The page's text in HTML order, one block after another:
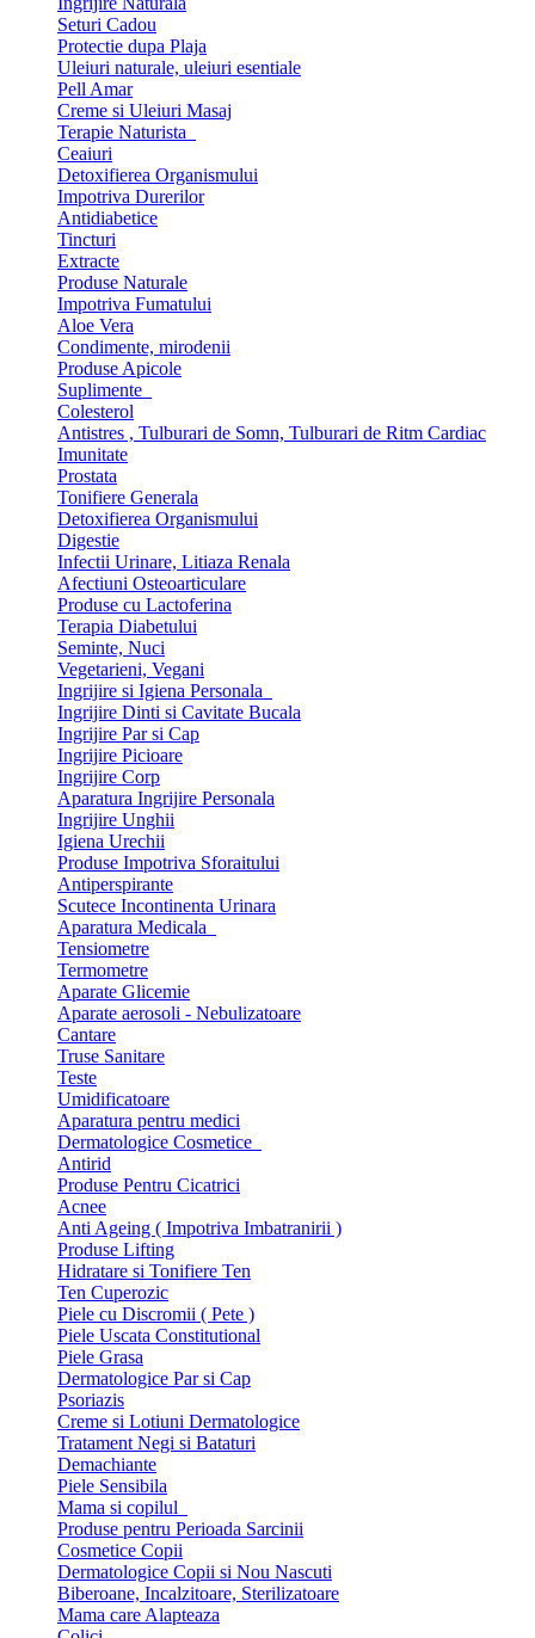
Seturi Cadou
Protectie dupa Plaja
Uleiuri naturale, uleiuri esentiale
Pell Amar
Creme si Uleiuri Masaj
Terapie Naturista
Ceaiuri
Detoxifierea Organismului
Impotriva Durerilor
Antidiabetice
Tincturi
Extracte
Produse Naturale
Impotriva Fumatului
Aloe Vera
Condimente, mirodenii
Produse Apicole
Suplimente
Colesterol
Antistres , Tulburari de Somn, Tulburari de Ritm Cardiac
Imunitate
Prostata
Tonifiere Generala
Detoxifierea Organismului
Digestie
Infectii Urinare, Litiaza Renala
Afectiuni Osteoarticulare
Produse cu Lactoferina
Terapia Diabetului
Seminte, Nuci
Vegetarieni, Vegani
Ingrijire si Igiena Personala
Ingrijire Dinti si Cavitate Bucala
Ingrijire Par si Cap
Ingrijire Picioare
Ingrijire Corp
Aparatura Ingrijire Personala
Ingrijire Unghii
Igiena Urechii
Produse Impotriva Sforaitului
Antiperspirante
Scutece Incontinenta Urinara
Aparatura Medicala
Tensiometre
Termometre
Aparate Glicemie
Aparate aerosoli - Nebulizatoare
Cantare
Truse Sanitare
Teste
Umidificatoare
Aparatura pentru medici
Dermatologice Cosmetice
Antirid
Produse Pentru Cicatrici
Acnee
Anti Ageing ( Impotriva Imbatranirii )
Produse Lifting
Hidratare si Tonifiere Ten
Ten Cuperozic
Piele cu Discromii ( Pete )
Piele Uscata Constitutional
Piele Grasa
Dermatologice Par si Cap
Psoriazis
Creme si Lotiuni Dermatologice
Tratament Negi si Bataturi
Demachiante
Piele Sensibila
Mama si copilul
Produse pentru Perioada Sarcinii
Cosmetice Copii
Dermatologice Copii si Nou Nascuti
Biberoane, Incalzitoare, Sterilizatoare
Mama care Alapteaza